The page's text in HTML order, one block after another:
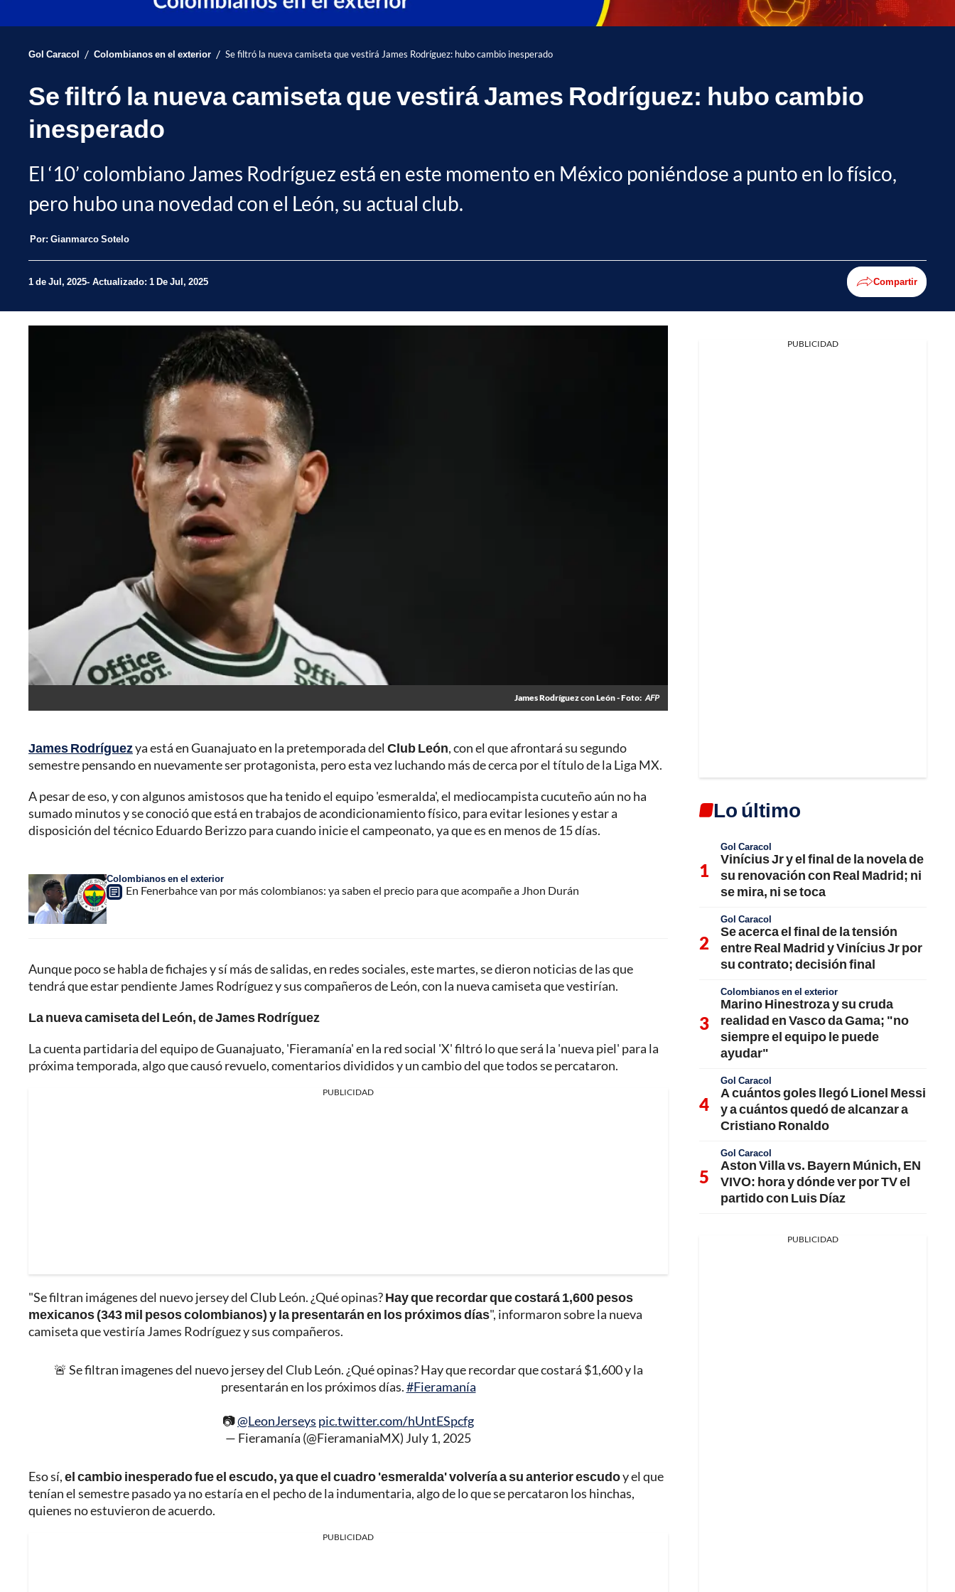
Gol Caracol / Colombianos en el exterior / Se filtró la nueva camiseta que vestirá James Rodríguez: hubo cambio inesperado
Se filtró la nueva camiseta que vestirá James Rodríguez: hubo cambio
inesperado
El ‘10’ colombiano James Rodríguez está en este momento en México poniéndose a punto en lo físico,
pero hubo una novedad con el León, su actual club.
Por: Gianmarco Sotelo
1 de Jul, 2025 Actualizado: 1 De Jul, 2025 Compartir
James Rodríguez con León - Foto: AFP
James Rodríguezya está en Guanajuato en la pretemporada del Club León, con el que afrontará su segundo
semestre pensando en nuevamente ser protagonista, pero esta vez luchando más de cerca por el título de la Liga MX.
A pesar de eso, y con algunos amistosos que ha tenido el equipo 'esmeralda', el mediocampista cucuteño aún no ha
sumado minutos y se conoció que está en trabajos de acondicionamiento físico, para evitar lesiones y estar a
disposición del técnico Eduardo Berizzo para cuando inicie el campeonato, ya que es en menos de 15 días.
Colombianos en el exterior
En Fenerbahce van por más colombianos: ya saben el precio para que acompañe a Jhon Durán
Aunque poco se habla de fichajes y sí más de salidas, en redes sociales, este martes, se dieron noticias de las que
tendrá que estar pendiente James Rodríguez y sus compañeros de León, con la nueva camiseta que vestirían.
La nueva camiseta del León, de James Rodríguez
La cuenta partidaria del equipo de Guanajuato, 'Fieramanía' en la red social 'X' filtró lo que será la 'nueva piel' para la
próxima temporada, algo que causó revuelo, comentarios divididos y un cambio del que todos se percataron.
PUBLICIDAD
"Se filtran imágenes del nuevo jersey del Club León. ¿Qué opinas?Hay que recordar que costará 1,600 pesos
mexicanos (343 mil pesos colombianos) y la presentarán en los próximos días", informaron sobre la nueva
camiseta que vestiría James Rodríguez y sus compañeros.
🚨 Se filtran imagenes del nuevo jersey del Club León. ¿Qué opinas? Hay que recordar que costará $1,600 y la
presentarán en los próximos días.#Fieramanía
📷@LeonJerseys pic.twitter.com/hUntESpcfg
— Fieramanía (@FieramaniaMX) July 1, 2025
Eso sí,el cambio inesperado fue el escudo, ya que el cuadro 'esmeralda' volvería a su anterior escudoy el que
tenían el semestre pasado ya no estaría en el pecho de la indumentaria, algo de lo que se percataron los hinchas,
quienes no estuvieron de acuerdo.
PUBLICIDAD
PUBLICIDAD
Lo último
Gol Caracol
Vinícius Jr y el final de la novela de
su renovación con Real Madrid; ni
se mira, ni se toca
Gol Caracol
Se acerca el final de la tensión
entre Real Madrid y Vinícius Jr por
su contrato; decisión final
Colombianos en el exterior
Marino Hinestroza y su cruda
realidad en Vasco da Gama; "no
siempre el equipo le puede
ayudar"
Gol Caracol
A cuántos goles llegó Lionel Messi
y a cuántos quedó de alcanzar a
Cristiano Ronaldo
Gol Caracol
Aston Villa vs. Bayern Múnich, EN
VIVO: hora y dónde ver por TV el
partido con Luis Díaz
PUBLICIDAD